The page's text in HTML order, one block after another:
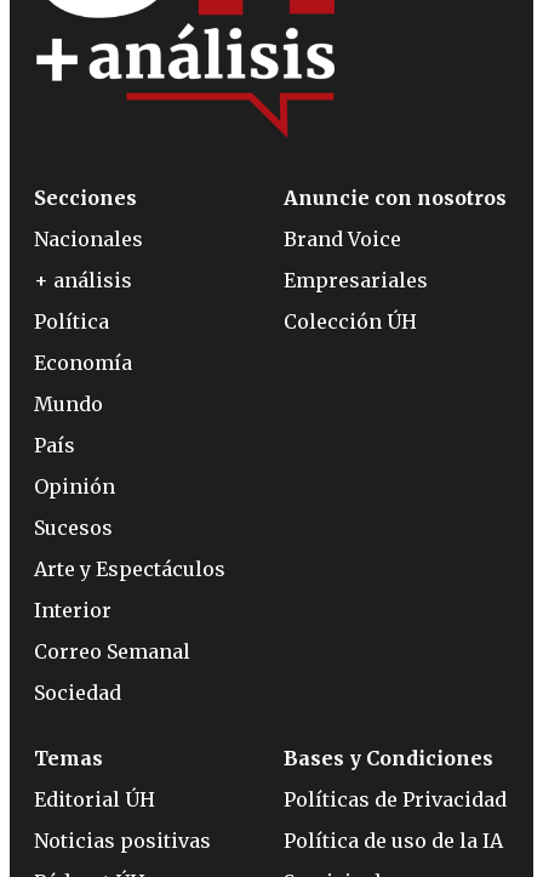
Secciones
Nacionales
+ análisis
Política
Economía
Mundo
País
Opinión
Sucesos
Arte y Espectáculos
Interior
Correo Semanal
Sociedad
Anuncie con nosotros
Brand Voice
Empresariales
Colección ÚH
Temas
Editorial ÚH
Noticias positivas
Bases y Condiciones
Políticas de Privacidad
Política de uso de la IA